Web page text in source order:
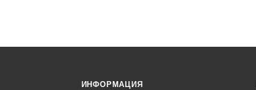
ИНФОРМАЦИЯ